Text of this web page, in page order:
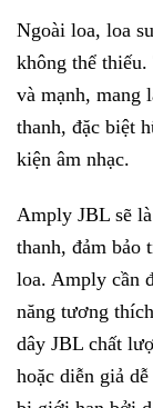
Ngoài loa, loa
không thể
và mạnh, mang
thanh, đặc biệt
kiện âm nhạc.
Amply JBL sẽ
thanh, đảm bảo
loa. Amply cần
năng tương
dây JBL chất
hoặc diễn giả